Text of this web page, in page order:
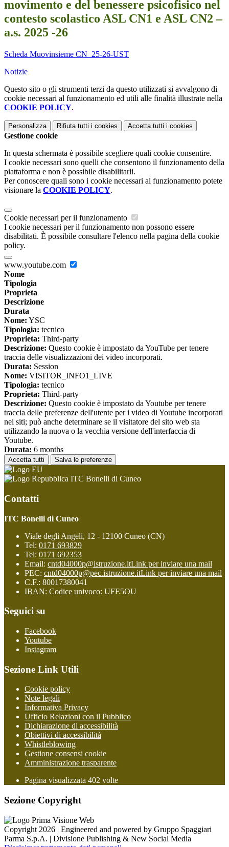
movimento e del benessere psicofisico nel
contesto scolastico ASL CN1 e ASL CN2 –
a.s. 2025 -26
Scheda Muovinsieme CN_25-26-UST
Notizie
Questo sito o gli strumenti terzi da questo utilizzati si avvalgono di
cookie necessari al funzionamento ed utili alle finalità illustrate nella
COOKIE POLICY.
Personalizza Rifiuta tutti i cookies Accetta tutti i cookies
Gestione cookie
In questa schermata è possibile scegliere quali cookie consentire.
I cookie necessari sono quelli che consentono il funzionamento della
piattaforma e non è possibile disabilitarli.
Per conoscere quali sono i cookie necessari al funzionamento potete
visionare la COOKIE POLICY.
Cookie necessari per il funzionamento
I cookie necessari per il funzionamento non possono essere
disabilitati. È possibile consultare l'elenco nella pagina della cookie
policy.
www.youtube.com
Nome
Tipologia
Proprieta
Descrizione
Durata
Nome: YSC
Tipologia: tecnico
Proprieta: Third-party
Descrizione: Questo cookie è impostato da YouTube per tenere
traccia delle visualizzazioni dei video incorporati.
Durata: Session
Nome: VISITOR_INFO1_LIVE
Tipologia: tecnico
Proprieta: Third-party
Descrizione: Questo cookie è impostato da Youtube per tenere
traccia delle preferenze dell'utente per i video di Youtube incorporati
nei siti; può anche determinare se il visitatore del sito web sta
utilizzando la nuova o la vecchia versione dell'interfaccia di
Youtube.
Durata: 6 months
Accetta tutti Salva le preferenze
ITC Bonelli di Cuneo
Contatti
ITC Bonelli di Cuneo
Viale degli Angeli, 12 - 12100 Cuneo (CN)
Tel: 0171 693829
Tel: 0171 692353
Email: cntd04000p@istruzione.itLink per inviare una mail
PEC: cntd04000p@pec.istruzione.itLink per inviare una mail
C.F.: 80017380041
IBAN: Codice univoco: UFE5OU
Seguici su
Facebook
Youtube
Instagram
Sezione Link Utili
Cookie policy
Note legali
Informativa Privacy
Ufficio Relazioni con il Pubblico
Dichiarazione di accessibilità
Obiettivi di accessibilità
Whistleblowing
Gestione consensi cookie
Amministrazione trasparente
Pagina visualizzata 402 volte
Sezione Copyright
Copyright 2026 | Engineered and powered by Gruppo Spaggiari
Parma S.p.A. | Divisione Publishing & New Social Media